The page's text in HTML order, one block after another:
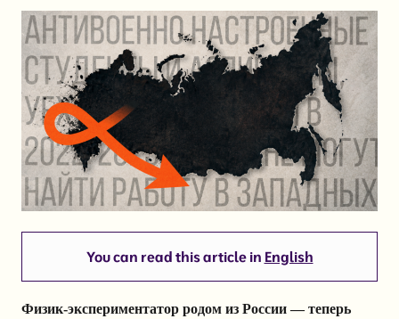
You can read this article in English
Физик-экспериментатор родом из России — теперь